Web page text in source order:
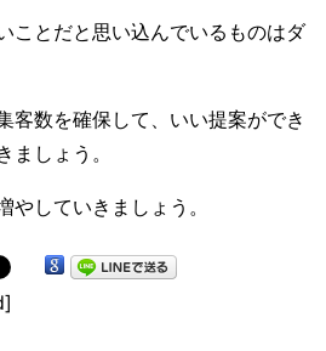
ことだと思い込んでいるものはダ
客数を確保して、いい提案ができ
ましょう。
やしていきましょう。